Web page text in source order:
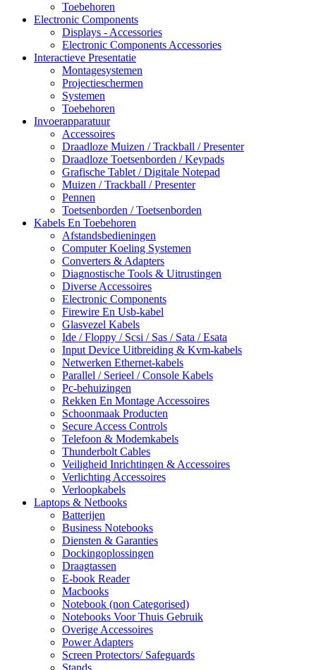
Toebehoren
Electronic Components
Displays - Accessories
Electronic Components Accessories
Interactieve Presentatie
Montagesystemen
Projectieschermen
Systemen
Toebehoren
Invoerapparatuur
Accessoires
Draadloze Muizen / Trackball / Presenter
Draadloze Toetsenborden / Keypads
Grafische Tablet / Digitale Notepad
Muizen / Trackball / Presenter
Pennen
Toetsenborden / Toetsenborden
Kabels En Toebehoren
Afstandsbedieningen
Computer Koeling Systemen
Converters & Adapters
Diagnostische Tools & Uitrustingen
Diverse Accessoires
Electronic Components
Firewire En Usb-kabel
Glasvezel Kabels
Ide / Floppy / Scsi / Sas / Sata / Esata
Input Device Uitbreiding & Kvm-kabels
Netwerken Ethernet-kabels
Parallel / Serieel / Console Kabels
Pc-behuizingen
Rekken En Montage Accessoires
Schoonmaak Producten
Secure Access Controls
Telefoon & Modemkabels
Thunderbolt Cables
Veiligheid Inrichtingen & Accessoires
Verlichting Accessoires
Verloopkabels
Laptops & Netbooks
Batterijen
Business Notebooks
Diensten & Garanties
Dockingoplossingen
Draagtassen
E-book Reader
Macbooks
Notebook (non Categorised)
Notebooks Voor Thuis Gebruik
Overige Accessoires
Power Adapters
Screen Protectors/ Safeguards